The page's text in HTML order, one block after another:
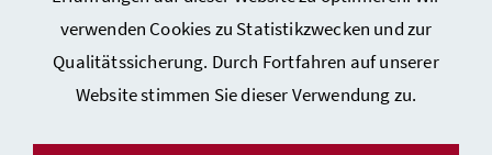
verwenden Cookies zu Statistikzwecken und zur
Qualitätssicherung. Durch Fortfahren auf unserer
Website stimmen Sie dieser Verwendung zu.
Barrierefreiheitserklärung